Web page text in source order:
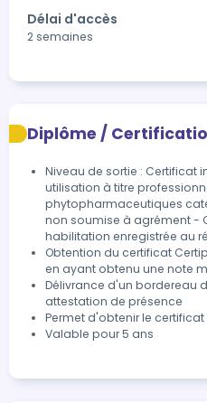
Délai d'accès
2 semaines
Diplôme /
Niveau de sortie : Certificat
utilisation à titre
phytopharmaceutiques
non soumise à agrément -
habilitation enregistrée au
Obtention du certificat
en ayant obtenu une note
Délivrance d'un bordereau
attestation de présence
Permet d'obtenir le certificat
Valable pour 5 ans